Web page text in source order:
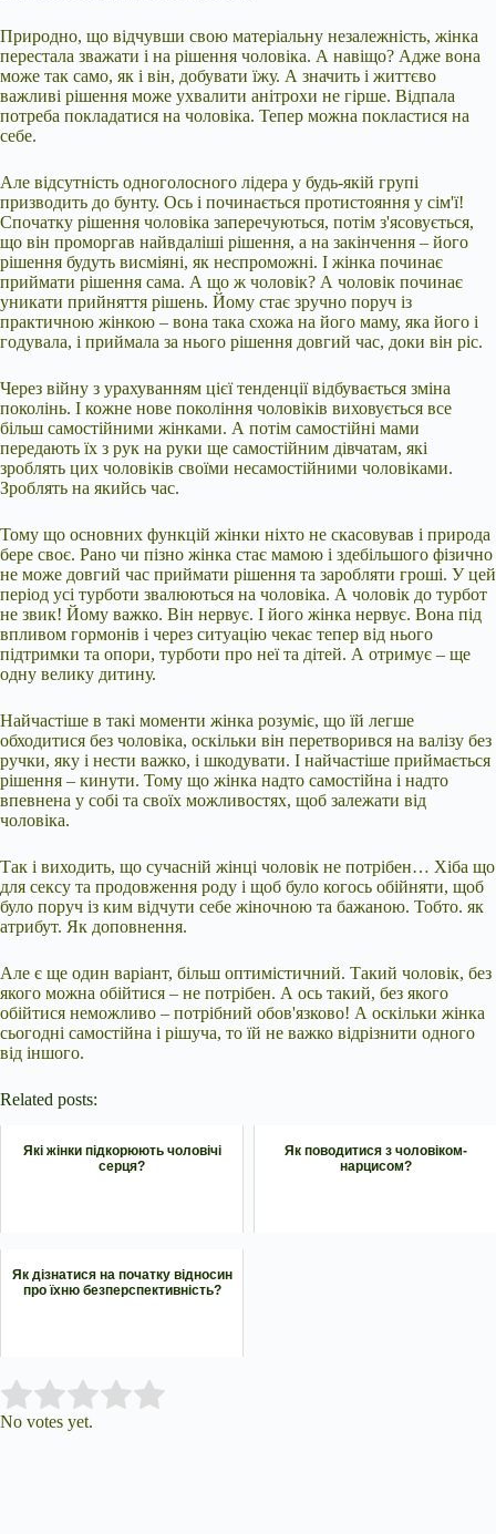
Природно, що відчувши свою матеріальну незалежність, жінка
перестала зважати і на рішення чоловіка. А навіщо? Адже вона
може так само, як і він, добувати їжу. А значить і життєво
важливі рішення може ухвалити анітрохи не гірше. Відпала
потреба покладатися на чоловіка. Тепер можна покластися на
себе.
Але відсутність одноголосного лідера у будь-якій групі
призводить до бунту. Ось і починається протистояння у сім'ї!
Спочатку рішення чоловіка заперечуються, потім з'ясовується,
що він проморгав найвдаліші рішення, а на закінчення – його
рішення будуть висміяні, як неспроможні. І жінка починає
приймати рішення сама. А що ж чоловік? А чоловік починає
уникати прийняття рішень. Йому стає зручно поруч із
практичною жінкою – вона така схожа на його маму, яка його і
годувала, і приймала за нього рішення довгий час, доки він ріс.
Через війну з урахуванням цієї тенденції відбувається зміна
поколінь. І кожне нове покоління чоловіків виховується все
більш самостійними жінками. А потім самостійні мами
передають їх з рук на руки ще самостійним дівчатам, які
зроблять цих чоловіків своїми несамостійними чоловіками.
Зроблять на якийсь час.
Тому що основних функцій жінки ніхто не скасовував і природа
бере своє. Рано чи пізно жінка стає мамою і здебільшого фізично
не може довгий час приймати рішення та заробляти гроші. У цей
період усі турботи звалюються на чоловіка. А чоловік до турбот
не звик! Йому важко. Він нервує. І його жінка нервує. Вона під
впливом гормонів і через ситуацію чекає тепер від нього
підтримки та опори, турботи про неї та дітей. А отримує – ще
одну велику дитину.
Найчастіше в такі моменти жінка розуміє, що їй легше
обходитися без чоловіка, оскільки він перетворився на валізу без
ручки, яку і нести важко, і шкодувати. І найчастіше приймається
рішення – кинути. Тому що жінка надто самостійна і надто
впевнена у собі та своїх можливостях, щоб залежати від
чоловіка.
Так і виходить, що сучасній жінці чоловік не потрібен… Хіба що
для сексу та продовження роду і щоб було когось обійняти, щоб
було поруч із ким відчути себе жіночною та бажаною. Тобто. як
атрибут. Як доповнення.
Але є ще один варіант, більш оптимістичний. Такий чоловік, без
якого можна обійтися – не потрібен. А ось такий, без якого
обійтися неможливо – потрібний обов'язково! А оскільки жінка
сьогодні самостійна і рішуча, то їй не важко відрізнити одного
від іншого.
Related posts:
Які жінки підкорюють чоловічі
серця?
Як поводитися з чоловіком-
нарцисом?
Як дізнатися на початку відносин
про їхню безперспективність?
Rate this item:
No votes yet.